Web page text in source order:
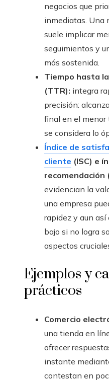
negocios que
inmediatas. Una
suele implicar
seguimientos y
más sostenida.
Tiempo hasta
(TTR): integra
precisión:
final en el
se considera lo
Índice de
cliente (ISC) e
recomendación
evidencian la
una empresa
rapidez y aun así
bajo si no logra
aspectos
Ejemplos y
prácticos
Comercio
una tienda en
ofrecer
instante
contestan en